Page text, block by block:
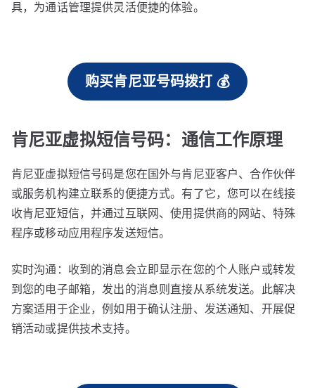
具，为通话管理提供灵活便捷的体验。
购买肯尼亚号码拨打 💰
肯尼亚虚拟短信号码：通信工作原理
肯尼亚虚拟短信号码是您在国外与肯尼亚客户、合作伙伴
或服务机构建立联系的便捷方式。有了它，您可以在线接
收肯尼亚短信，并通过互联网、使用提供商的网站、特殊
程序或移动应用程序发送短信。
实时沟通：收到的消息会立即显示在您的个人账户或转发
到您的电子邮箱，发出的消息则直接从系统发送。此解决
方案适用于企业，例如用于确认注册、发送通知、开展促
销活动或提供技术支持。